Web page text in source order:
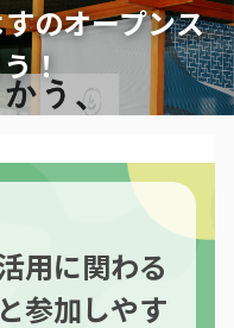
のオープンス
！
用に関わる
参加しやす